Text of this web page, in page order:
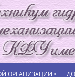
ОРГАНИЗАЦИИ»